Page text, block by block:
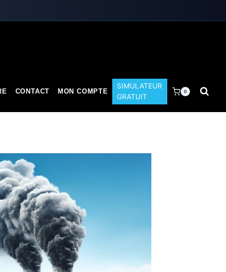
CONTACT MON COMPTE
SIMULATEUR
GRATUIT
0